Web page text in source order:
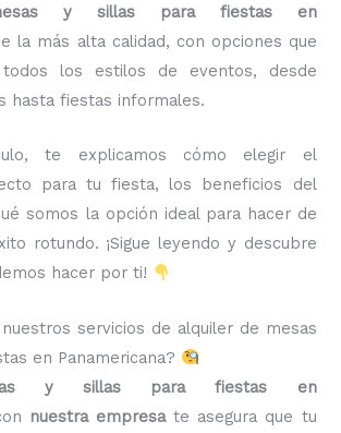
y sillas para fiestas en
la más alta calidad, con opciones que
los estilos de eventos, desde
hasta fiestas informales.
te explicamos cómo elegir el
para tu fiesta, los beneficios del
somos la opción ideal para hacer de
rotundo. ¡Sigue leyendo y descubre
hacer por ti!
servicios de alquiler de mesas
en Panamericana?
y sillas para fiestas en
nuestra empresate asegura que tu